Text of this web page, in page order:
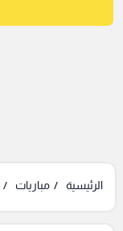
الرئيسية مباريات